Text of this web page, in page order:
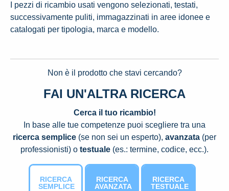
I pezzi di ricambio usati vengono selezionati, testati,
successivamente puliti, immagazzinati in aree idonee e
catalogati per tipologia, marca e modello.
Non è il prodotto che stavi cercando?
FAI UN'ALTRA RICERCA
Cerca il tuo ricambio!
In base alle tue competenze puoi scegliere tra una
ricerca semplice (se non sei un esperto), avanzata (per
professionisti) o testuale (es.: termine, codice, ecc.).
RICERCA
SEMPLICE
RICERCA
AVANZATA
RICERCA
TESTUALE